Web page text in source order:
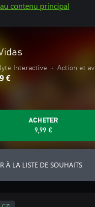
contenu principal
Interactive • Action et
€
ACHETER
9,99 €
À LA LISTE DE SOUHAITS